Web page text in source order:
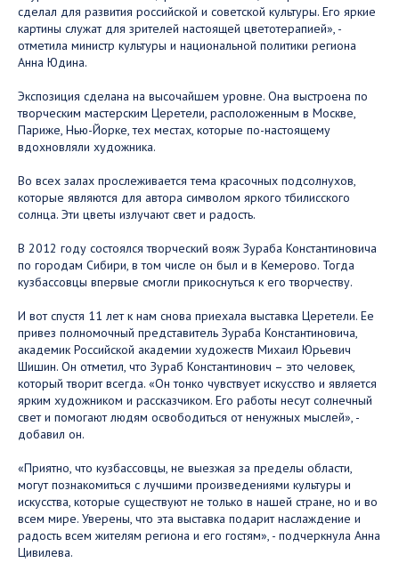
сделал для развития российской и советской культуры. Его яркие
картины служат для зрителей настоящей цветотерапией», -
отметила министр культуры и национальной политики региона
Анна Юдина.
Экспозиция сделана на высочайшем уровне. Она выстроена по
творческим мастерским Церетели, расположенным в Москве,
Париже, Нью-Йорке, тех местах, которые по-настоящему
вдохновляли художника.
Во всех залах прослеживается тема красочных подсолнухов,
которые являются для автора символом яркого тбилисского
солнца. Эти цветы излучают свет и радость.
В 2012 году состоялся творческий вояж Зураба Константиновича
по городам Сибири, в том числе он был и в Кемерово. Тогда
кузбассовцы впервые смогли прикоснуться к его творчеству.
И вот спустя 11 лет к нам снова приехала выставка Церетели. Ее
привез полномочный представитель Зураба Константиновича,
академик Российской академии художеств Михаил Юрьевич
Шишин. Он отметил, что Зураб Константинович – это человек,
который творит всегда. «Он тонко чувствует искусство и является
ярким художником и рассказчиком. Его работы несут солнечный
свет и помогают людям освободиться от ненужных мыслей», -
добавил он.
«Приятно, что кузбассовцы, не выезжая за пределы области,
могут познакомиться с лучшими произведениями культуры и
искусства, которые существуют не только в нашей стране, но и во
всем мире. Уверены, что эта выставка подарит наслаждение и
радость всем жителям региона и его гостям», - подчеркнула Анна
Цивилева.